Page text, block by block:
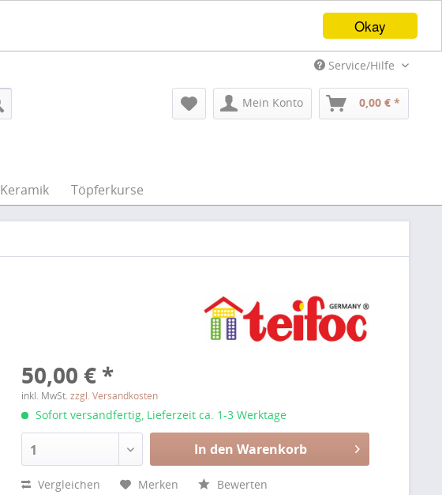
Okay
Service/Hilfe
Mein Konto 0,00 € *
Keramik Töpferkurse
50,00 € *
inkl. MwSt.zzgl. Versandkosten
Sofort versandfertig, Lieferzeit ca. 1-3 Werktage
1 In den Warenkorb
Vergleichen Merken Bewerten